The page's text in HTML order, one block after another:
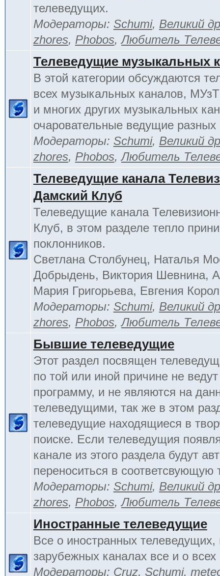
телеведущих.
Модераторы: Schumi, Великий
zhores, Phobos,Любитель
Телеведущие музыкальных
В этой категории обсуждаются
всех музыкальных каналов,
и многих других музыкальных
очаровательные ведущие разных
Модераторы: Schumi, Великий
zhores, Phobos,Любитель
Телеведущие канала
Дамский Клуб
Телеведущие канала
Клуб, в этом разделе тепло
поклонников.
Светлана Столбунец, Наталья
Добрыдень, Виктория Шевнина,
Мария Григорьева, Евгения
Модераторы: Schumi, Великий
zhores, Phobos,Любитель
Бывшие телеведущие
Этот раздел посвящен
по той или иной причине не
программу, и не являются на
телеведущими, так же в этом
телеведущие находящиеся в
поиске. Если телеведущия
канале из этого раздела будут
переноситься в соответсвующую
Модераторы: Schumi, Великий
zhores, Phobos,Любитель
Иностранные телеведущие
Все о иностранных телеведущих,
зарубежных каналах все и о всех
Модераторы: Cruz, Schumi,